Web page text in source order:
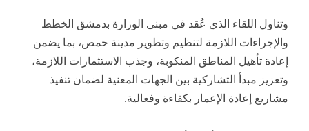
وتناول اللقاء الذي عُقد في مبنى الوزارة بدمشق الخطط
والإجراءات اللازمة لتنظيم وتطوير مدينة حمص، بما يضمن
إعادة تأهيل المناطق المنكوبة، وجذب الاستثمارات اللازمة،
وتعزيز مبدأ التشاركية بين الجهات المعنية لضمان تنفيذ
مشاريع إعادة الإعمار بكفاءة وفعالية.